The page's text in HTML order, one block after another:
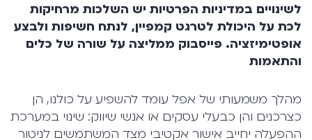
לשינויים במדיניות הפרטיות יש השלכות מרחיקות
לכת על היכולת לטרגט קמפיין, לנתח חשיפות ולבצע
אופטימיזציה. פייסבוק ממליצה על שורה של כלים
והתאמות
מהלך משמעותי של אפל עומד להשפיע על כולנו, הן
כצרכנים והן כבעלי עסקים או אנשי שיווק: שינוי במערכת
ההפעלה יחייב אישור אקטיבי מצד המשתמשים לניטור